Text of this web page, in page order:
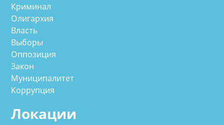
Криминал
Олигархия
Власть
Выборы
Оппозиция
Закон
Муниципалитет
Коррупция
Локации